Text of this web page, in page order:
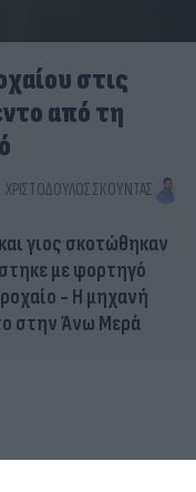
στις
από τη
ΧΡΙΣΤΌΔΟΥΛΟΣ ΣΚΟΎΝΤΑΣ
γιος σκοτώθηκαν
με φορτηγό
- Η μηχανή
στην Άνω Μερά